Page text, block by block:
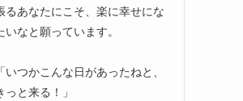
るあなたにこそ、楽に幸せにな
なと願っています。
つかこんな日があったねと、
と来る！」